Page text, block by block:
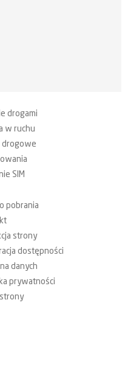
drogami
w ruchu
drogowe
SIM
pobrania
strony
dostępności
danych
prywatności
strony